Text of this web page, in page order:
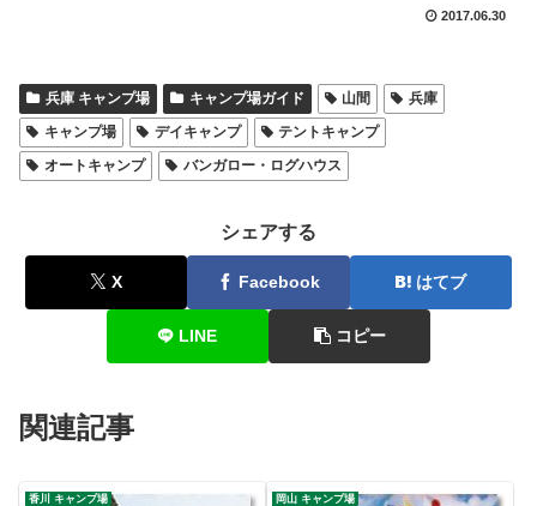
2017.06.30
兵庫 キャンプ場 キャンプ場ガイド 山間
兵庫
キャンプ場
デイキャンプ
テントキャンプ
オートキャンプ
バンガロー・ログハウス
シェアする
X Facebook はてブ
LINE コピー
関連記事
香川 キャンプ場 岡山 キャンプ場